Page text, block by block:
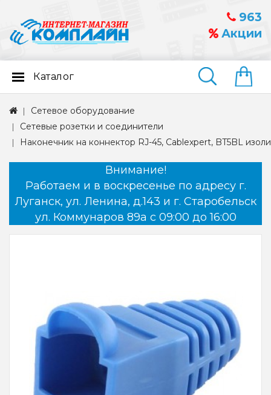
963
Акции
Найти
Каталог
Сетевое оборудование
Сетевые розетки и соединители
Наконечник на коннектор RJ-45, Cablexpert, BT5BL
Внимание!
Работаем и в воскресенье по адресу г.
Луганск, ул. Ленина, д.143 и г. Старобельск
ул. Коммунаров 89а с 09:00 до 16:00